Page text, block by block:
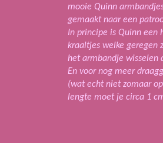
mooie Quinn
gemaakt naar een
In principe is Quinn een
kraaltjes welke geregen
het armbandje wisselen
En voor nog meer
(wat echt niet zomaar
lengte moet je circa 1